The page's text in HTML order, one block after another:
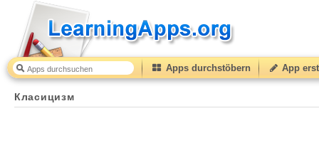
Apps durchstöbern App
Класицизм